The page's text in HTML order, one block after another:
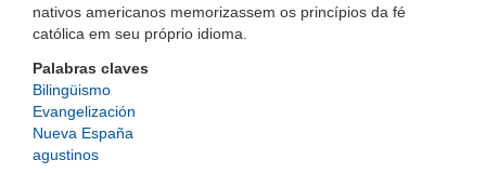
nativos americanos memorizassem os princípios da fé
católica em seu próprio idioma.
Palabras claves
Bilingüismo
Evangelización
Nueva España
agustinos